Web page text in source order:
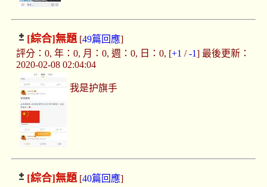
[綜合]無題[49篇回應]
評分：0, 年：0, 月：0, 週：0, 日：0, [+1 /-1] 最後更新：
2020-02-08 02:04:04
我是护旗手
[綜合]無題[40篇回應]